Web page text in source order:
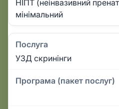
НІПТ (неінвазивний
мінімальний
Послуга
УЗД скринінги
Програма (пакет послуг)